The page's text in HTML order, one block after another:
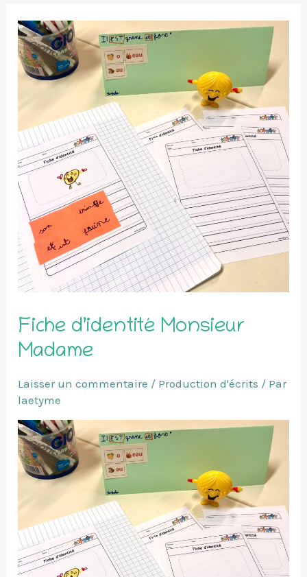
Fiche d’identité Monsieur
Madame
Laisser un commentaire / Production d'écrits / Par
laetyme